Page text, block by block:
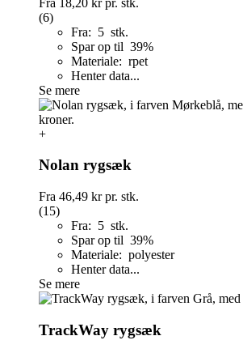
(6)
Fra: 5 stk.
Spar op til 39%
Materiale: rpet
Henter data...
Se mere
+
Nolan rygsæk
Fra 46,49 krpr. stk.
(15)
Fra: 5 stk.
Spar op til 39%
Materiale: polyester
Henter data...
Se mere
TrackWay rygsæk